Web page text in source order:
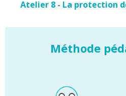
Atelier 8 - La protection
Méthode